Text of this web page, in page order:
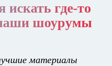
искать где-то
шоурумы
материалы